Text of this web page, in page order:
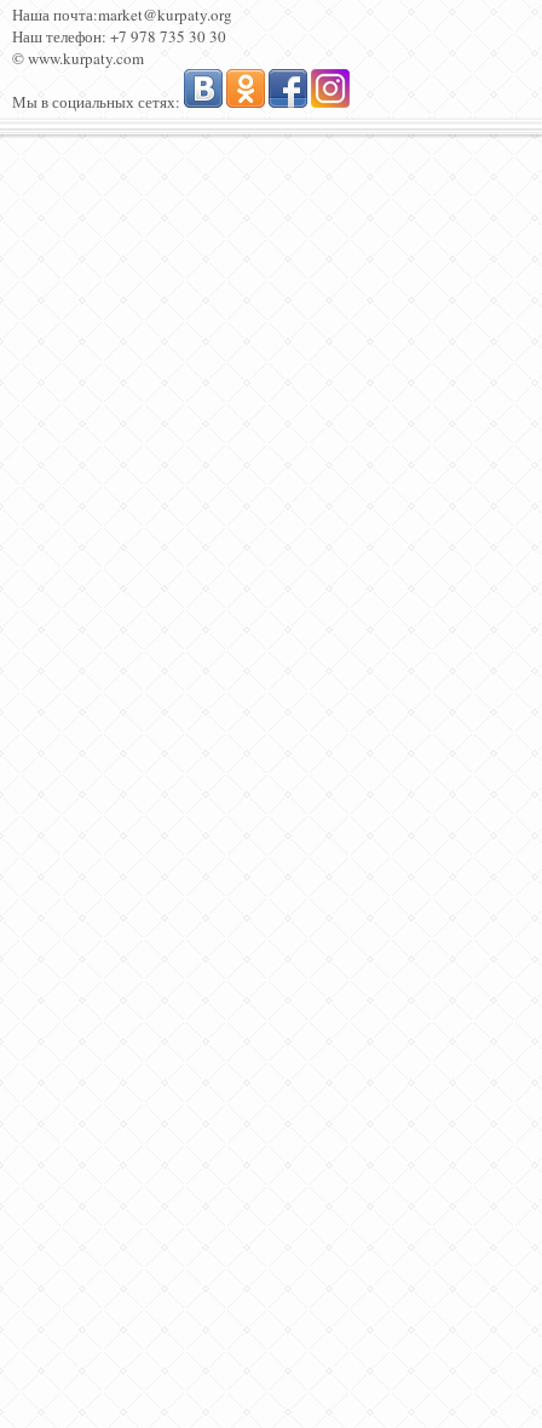
Наша почта:market@kurpaty.org
Наш телефон: +7 978 735 30 30
© www.kurpaty.com
Мы в социальных сетях: